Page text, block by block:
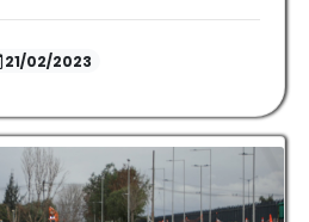
21/02/2023